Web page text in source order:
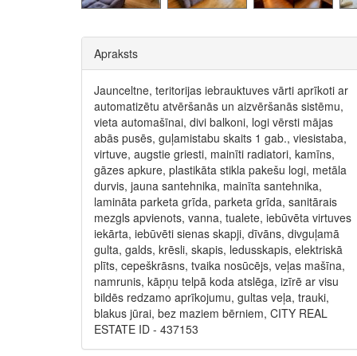
Apraksts
Jaunceltne, teritorijas iebrauktuves vārti aprīkoti ar
automatizētu atvēršanās un aizvēršanās sistēmu,
vieta automašīnai, divi balkoni, logi vērsti mājas
abās pusēs, guļamistabu skaits 1 gab., viesistaba,
virtuve, augstie griesti, mainīti radiatori, kamīns,
gāzes apkure, plastikāta stikla pakešu logi, metāla
durvis, jauna santehnika, mainīta santehnika,
lamināta parketa grīda, parketa grīda, sanitārais
mezgls apvienots, vanna, tualete, iebūvēta virtuves
iekārta, iebūvēti sienas skapji, dīvāns, divguļamā
gulta, galds, krēsli, skapis, ledusskapis, elektriskā
plīts, cepeškrāsns, tvaika nosūcējs, veļas mašīna,
namrunis, kāpņu telpā koda atslēga, izīrē ar visu
bildēs redzamo aprīkojumu, gultas veļa, trauki,
blakus jūrai, bez maziem bērniem, CITY REAL
ESTATE ID - 437153